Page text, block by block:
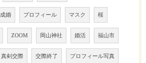
成婚 プロフィール マスク 桜
ZOOM 岡山神社 婚活 福山市
真剣交際 交際終了 プロフィール写真